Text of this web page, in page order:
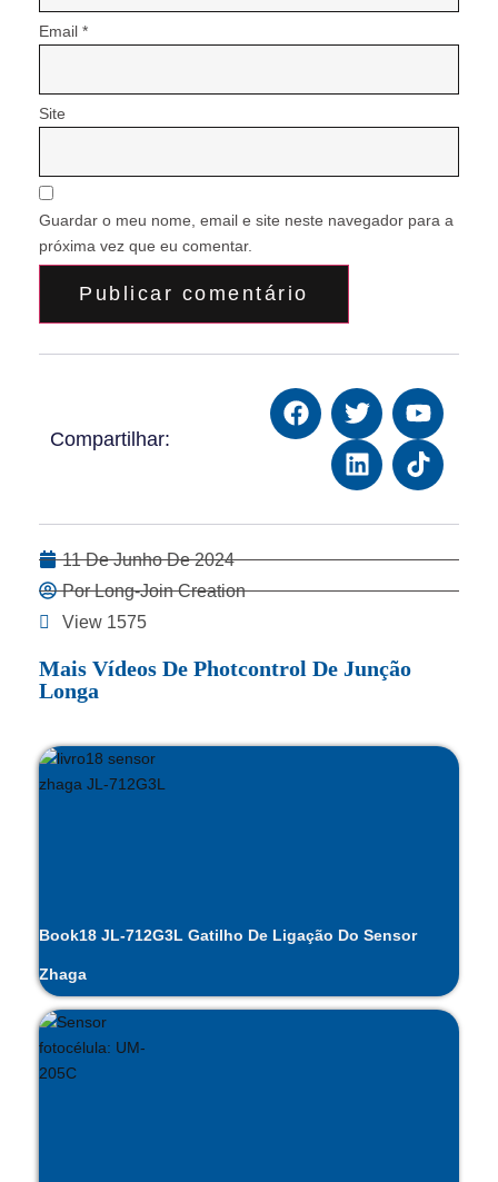
Email *
Site
Guardar o meu nome, email e site neste navegador para a
próxima vez que eu comentar.
Compartilhar:
11 De Junho De 2024
Por Long-Join Creation
View 1575
Mais Vídeos De Photcontrol De Junção
Longa
Book18 JL-712G3L Gatilho De Ligação Do Sensor
Zhaga